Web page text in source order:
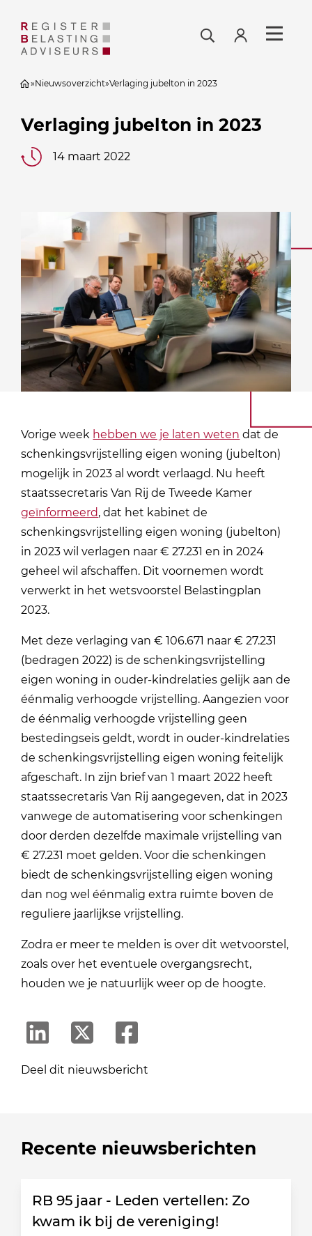
»Nieuwsoverzicht»Verlaging jubelton in 2023
Verlaging jubelton in 2023
14 maart 2022
Vorige week hebben we je laten weten dat de
schenkingsvrijstelling eigen woning (jubelton)
mogelijk in 2023 al wordt verlaagd. Nu heeft
staatssecretaris Van Rij de Tweede Kamer
geïnformeerd, dat het kabinet de
schenkingsvrijstelling eigen woning (jubelton)
in 2023 wil verlagen naar € 27.231 en in 2024
geheel wil afschaffen. Dit voornemen wordt
verwerkt in het wetsvoorstel Belastingplan
2023.
Met deze verlaging van € 106.671 naar € 27.231
(bedragen 2022) is de schenkingsvrijstelling
eigen woning in ouder-kindrelaties gelijk aan de
éénmalig verhoogde vrijstelling. Aangezien voor
de éénmalig verhoogde vrijstelling geen
bestedingseis geldt, wordt in ouder-kindrelaties
de schenkingsvrijstelling eigen woning feitelijk
afgeschaft. In zijn brief van 1 maart 2022 heeft
staatssecretaris Van Rij aangegeven, dat in 2023
vanwege de automatisering voor schenkingen
door derden dezelfde maximale vrijstelling van
€ 27.231 moet gelden. Voor die schenkingen
biedt de schenkingsvrijstelling eigen woning
dan nog wel éénmalig extra ruimte boven de
reguliere jaarlijkse vrijstelling.
Zodra er meer te melden is over dit wetvoorstel,
zoals over het eventuele overgangsrecht,
houden we je natuurlijk weer op de hoogte.
Deel dit nieuwsbericht
Recente nieuwsberichten
RB 95 jaar - Leden vertellen: Zo
kwam ik bij de vereniging!